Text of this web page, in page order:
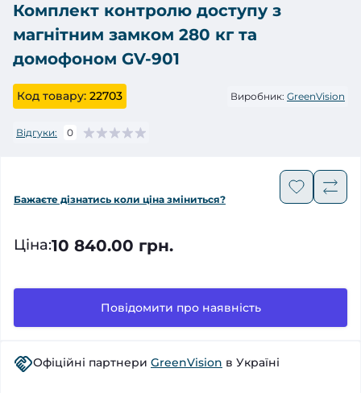
Комплект контролю доступу з
магнітним замком 280 кг та
домофоном GV-901
Код товару: 22703 Виробник: GreenVision
Відгуки: 0
Бажаєте дізнатись коли ціна зміниться?
Ціна:10 840.00 грн.
Повідомити про наявність
Офіційні партнери GreenVision в Україні